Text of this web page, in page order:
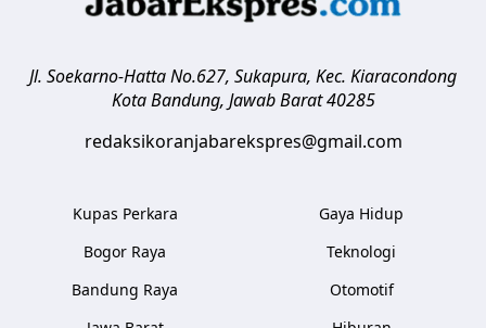
Jl. Soekarno-Hatta No.627, Sukapura, Kec. Kiaracondong
Kota Bandung, Jawab Barat 40285
redaksikoranjabarekspres@gmail.com
Kupas Perkara
Bogor Raya
Bandung Raya
Gaya Hidup
Teknologi
Otomotif